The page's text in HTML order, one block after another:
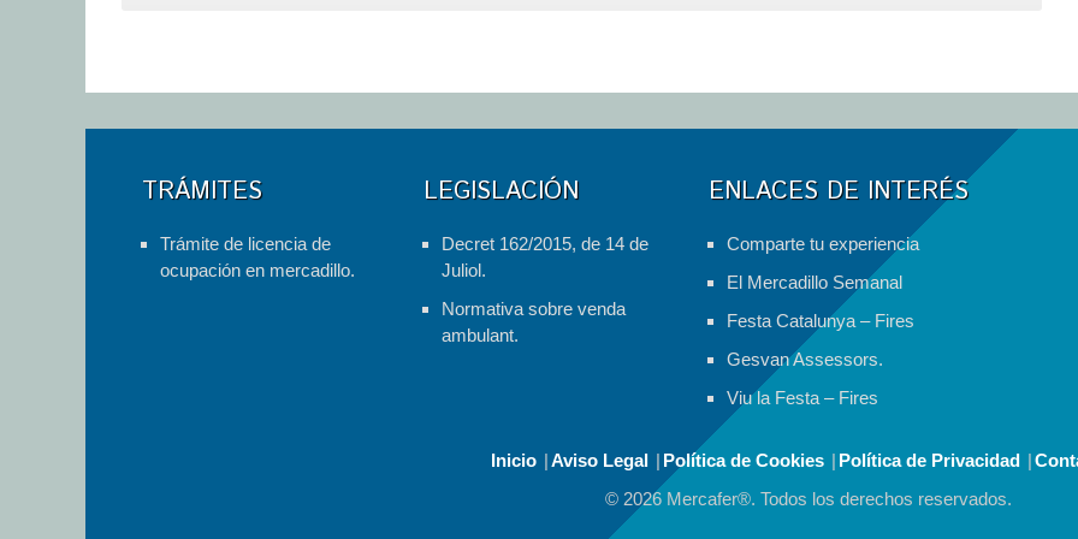
la
Catalunya
TRÁMITES
Trámite de licencia de
ocupación en mercadillo.
LEGISLACIÓN
Decret 162/2015, de 14 de
Juliol.
Normativa sobre venda
ambulant.
ENLACES DE INTERÉS
Comparte tu experiencia
El Mercadillo Semanal
Festa Catalunya – Fires
Gesvan Assessors.
Viu la Festa – Fires
Inicio Aviso Legal Política de Cookies Política de Privacidad
© 2026 Mercafer®. Todos los derechos reservados.